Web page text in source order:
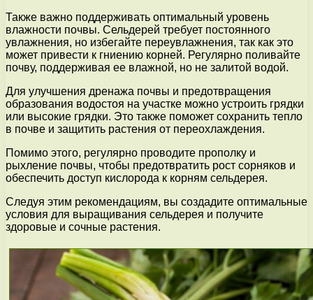
Также важно поддерживать оптимальный уровень
влажности почвы. Сельдерей требует постоянного
увлажнения, но избегайте переувлажнения, так как это
может привести к гниению корней. Регулярно поливайте
почву, поддерживая ее влажной, но не залитой водой.
Для улучшения дренажа почвы и предотвращения
образования водостоя на участке можно устроить грядки
или высокие грядки. Это также поможет сохранить тепло
в почве и защитить растения от переохлаждения.
Помимо этого, регулярно проводите прополку и
рыхление почвы, чтобы предотвратить рост сорняков и
обеспечить доступ кислорода к корням сельдерея.
Следуя этим рекомендациям, вы создадите оптимальные
условия для выращивания сельдерея и получите
здоровые и сочные растения.